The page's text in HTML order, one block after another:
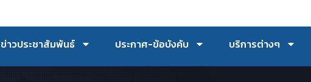
ข่าวประชาสัมพันธ์ ประกาศ-ข้อบังคับ บริการต่างๆ